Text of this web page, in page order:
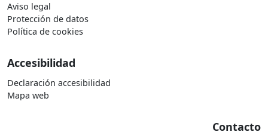
Aviso legal
Protección de datos
Política de cookies
Accesibilidad
Declaración accesibilidad
Mapa web
Contacto